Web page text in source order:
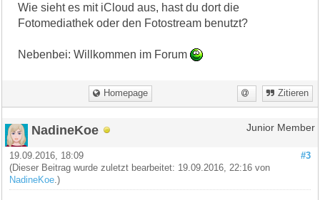
Wie sieht es mit iCloud aus, hast du dort die
Fotomediathek oder den Fotostream benutzt?
Nebenbei: Willkommen im Forum
Homepage Zitieren
NadineKoe Junior Member
#3
19.09.2016, 18:09
(Dieser Beitrag wurde zuletzt bearbeitet: 19.09.2016, 22:16 von
NadineKoe .)